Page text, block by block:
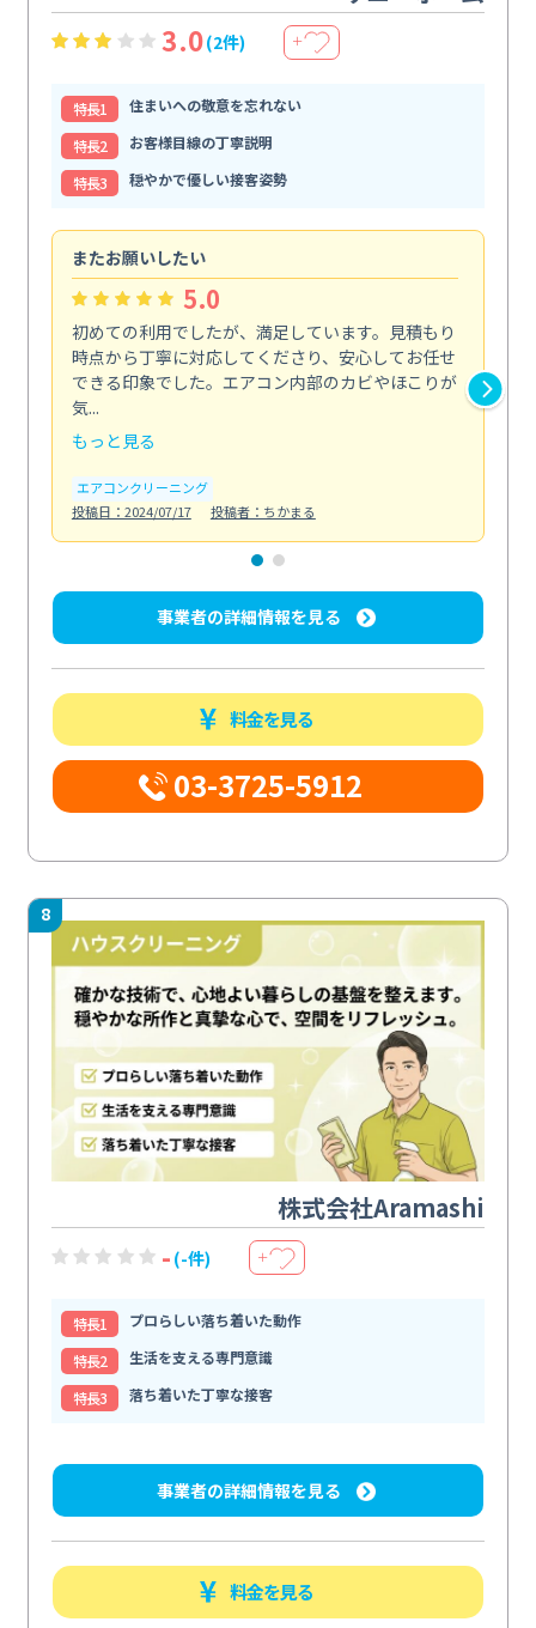
3.0(2件) ＋
特⻑1
住まいへの敬意を忘れない
特⻑2
お客様目線の丁寧説明
特⻑3
穏やかで優しい接客姿勢
またお願いしたい
5.0
初めての利用でしたが、満足しています。見積もり
時点から丁寧に対応してくださり、安心してお任せ
できる印象でした。エアコン内部のカビやほこりが
気...
もっと見る
エアコンクリーニング
投稿日：2024/07/17
投稿者：ちかまる
事業者の詳細情報を見る
料金を見る
03-3725-5912
8
株式会社Aramashi
- (-件) ＋
特⻑1
プロらしい落ち着いた動作
特⻑2
生活を支える専門意識
特⻑3
落ち着いた丁寧な接客
事業者の詳細情報を見る
料金を見る